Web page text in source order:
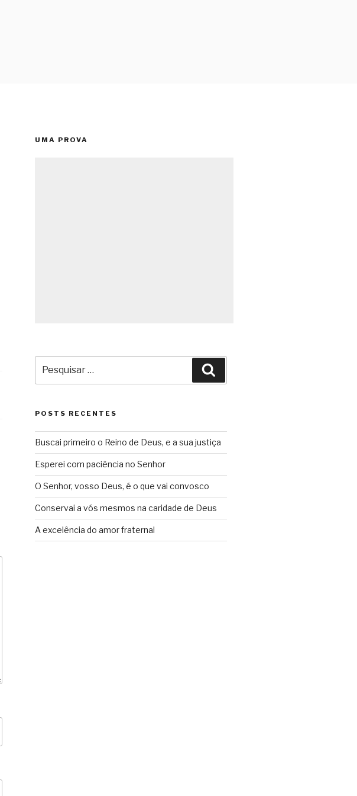
UMA PROVA
por:
POSTS RECENTES
Buscai primeiro o Reino de Deus, e a sua justiça
Esperei com paciência no Senhor
O Senhor, vosso Deus, é o que vai convosco
Conservai a vós mesmos na caridade de Deus
A excelência do amor fraternal